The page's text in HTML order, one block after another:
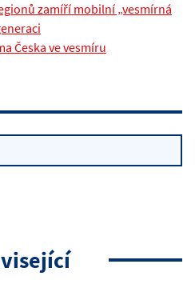
zamíří mobilní „vesmírná
Česka ve vesmíru